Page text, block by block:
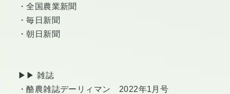
・全国農業新聞
・毎日新聞
・朝日新聞
▶︎▶︎ 雑誌
・酪農雑誌デーリィマン 2022年1月号